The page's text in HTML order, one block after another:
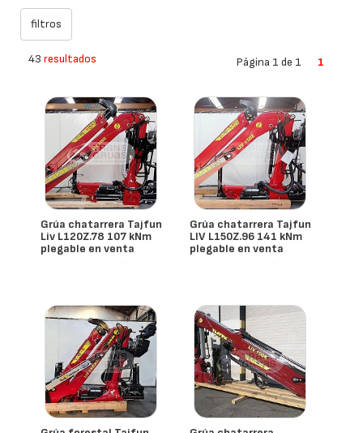
43 resultados Página 1 de 1 1
Grúa chatarrera Tajfun
Liv L120Z.78 107 kNm
plegable en venta
- España
Grúa chatarrera Tajfun
LIV L150Z.96 141 kNm
plegable en venta
- España